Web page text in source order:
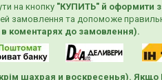
на кнопку "КУПИТЬ" й оформити
замовлення та допоможе
в коментарях до замовлення).
шахрая и воскресенья).